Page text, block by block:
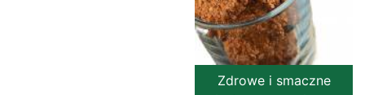
Zdrowe i smaczne